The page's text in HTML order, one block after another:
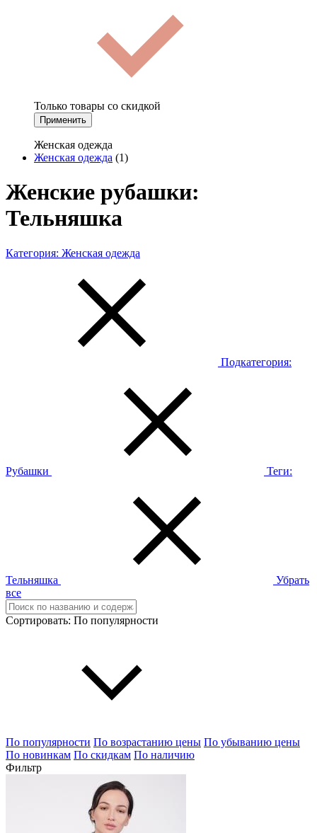
Только товары со скидкой
Применить
Женская одежда
Женская одежда (1)
Женские рубашки:
Тельняшка
Категория: Женская одежда
Подкатегория:
Рубашки Теги:
Тельняшка
Убрать
все
Сортировать: По популярности
По популярности По возрастанию цены По убыванию цены
По новинкам По скидкам По наличию
Фильтр